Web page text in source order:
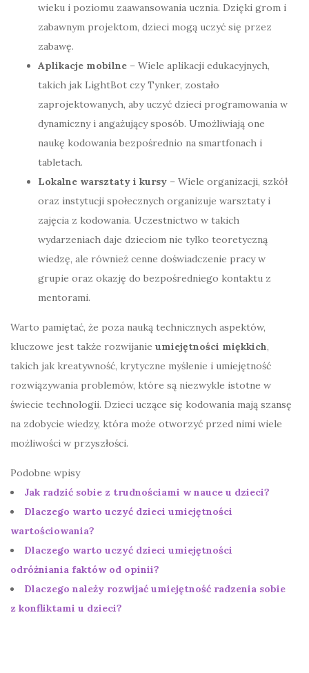
wieku i poziomu zaawansowania ucznia. Dzięki grom i
zabawnym projektom, dzieci mogą uczyć się przez
zabawę.
Aplikacje mobilne – Wiele aplikacji edukacyjnych,
takich jak LightBot czy Tynker, zostało
zaprojektowanych, aby uczyć dzieci programowania w
dynamiczny i angażujący sposób. Umożliwiają one
naukę kodowania bezpośrednio na smartfonach i
tabletach.
Lokalne warsztaty i kursy – Wiele organizacji, szkół
oraz instytucji społecznych organizuje warsztaty i
zajęcia z kodowania. Uczestnictwo w takich
wydarzeniach daje dzieciom nie tylko teoretyczną
wiedzę, ale również cenne doświadczenie pracy w
grupie oraz okazję do bezpośredniego kontaktu z
mentorami.
Warto pamiętać, że poza nauką technicznych aspektów,
kluczowe jest także rozwijanie umiejętności miękkich,
takich jak kreatywność, krytyczne myślenie i umiejętność
rozwiązywania problemów, które są niezwykle istotne w
świecie technologii. Dzieci uczące się kodowania mają szansę
na zdobycie wiedzy, która może otworzyć przed nimi wiele
możliwości w przyszłości.
Podobne wpisy
Jak radzić sobie z trudnościami w nauce u dzieci?
Dlaczego warto uczyć dzieci umiejętności
wartościowania?
Dlaczego warto uczyć dzieci umiejętności
odróżniania faktów od opinii?
Dlaczego należy rozwijać umiejętność radzenia sobie
z konfliktami u dzieci?